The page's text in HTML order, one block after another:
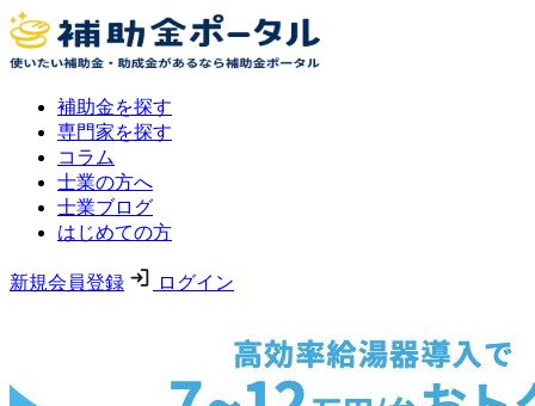
補助金を探す
専門家を探す
コラム
士業の方へ
士業ブログ
はじめての方
新規会員登録 ログイン